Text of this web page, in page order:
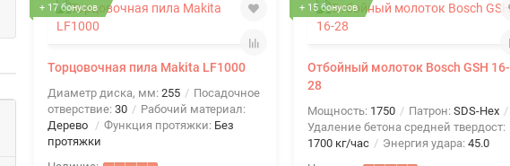
+ 17 бонусов
Торцовочная пила Makita LF1000
Диаметр диска, мм: 255
Посадочное
отверствие: 30
Рабочий материал:
Дерево
Функция протяжки: Без
протяжки
+ 15 бонусов
Отбойный молоток Bosch GSH 16-
28
Мощность: 1750 Патрон: SDS-Hex
Удаление бетона средней твердост:
1700 кг/час
Энергия удара: 45.0